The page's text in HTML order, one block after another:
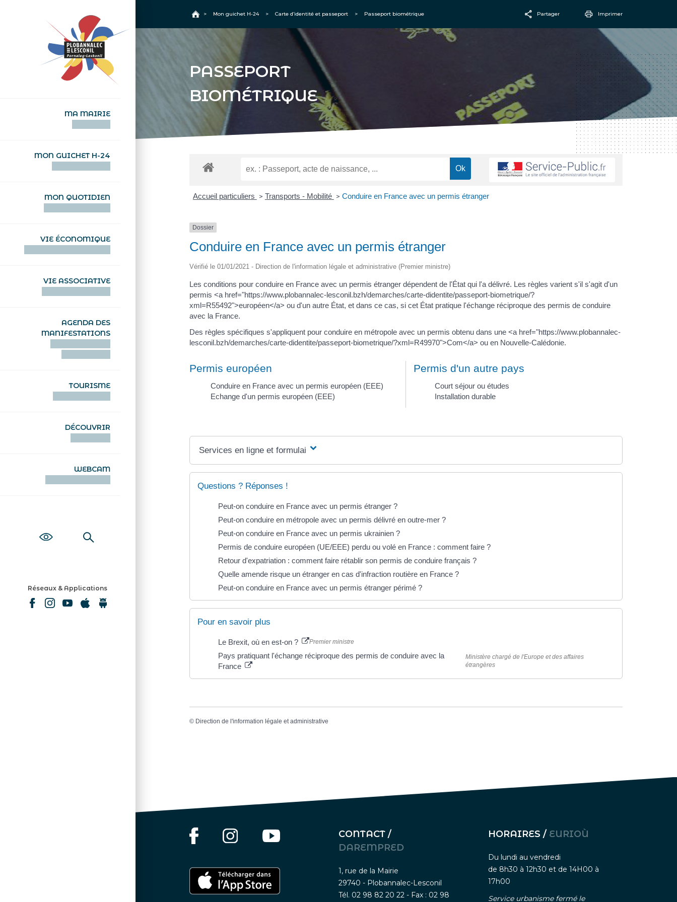
MA MAIRIE
MON GUICHET H-24
MON QUOTIDIEN
VIE ÉCONOMIQUE
VIE ASSOCIATIVE
AGENDA DES
MANIFESTATIONS
TOURISME
DÉCOUVRIR
WEBCAM
Réseaux & Applications
Accueil
> Mon guichet H-24 > Carte d’identité et passeport > Passeport biométrique Partager Imprimer
PASSEPORT
BIOMÉTRIQUE
Accueil particuliers > Transports - Mobilité > Conduire en France avec un permis étranger
Dossier
Conduire en France avec un permis étranger
Vérifié le 01/01/2021 - Direction de l'information légale et administrative (Premier ministre)
Les conditions pour conduire en France avec un permis étranger dépendent de l'État qui l'a délivré. Les règles varient s'il s'agit d'un
permis <a href="https://www.plobannalec-lesconil.bzh/demarches/carte-didentite/passeport-biometrique/?
xml=R55492">européen</a> ou d'un autre État, et dans ce cas, si cet État pratique l'échange réciproque des permis de conduire
avec la France.
Des règles spécifiques s'appliquent pour conduire en métropole avec un permis obtenu dans une <a href="https://www.plobannalec-
lesconil.bzh/demarches/carte-didentite/passeport-biometrique/?xml=R49970">Com</a> ou en Nouvelle-Calédonie.
Permis européen
Conduire en France avec un permis européen (EEE)
Echange d'un permis européen (EEE)
Permis d'un autre pays
Court séjour ou études
Installation durable
Services en ligne et formulaires
Questions ? Réponses !
Peut-on conduire en France avec un permis étranger ?
Peut-on conduire en métropole avec un permis délivré en outre-mer ?
Peut-on conduire en France avec un permis ukrainien ?
Permis de conduire européen (UE/EEE) perdu ou volé en France : comment faire ?
Retour d'expatriation : comment faire rétablir son permis de conduire français ?
Quelle amende risque un étranger en cas d'infraction routière en France ?
Peut-on conduire en France avec un permis étranger périmé ?
Pour en savoir plus
Le Brexit, où en est-on ? Premier ministre
Pays pratiquant l'échange réciproque des permis de conduire avec la
France
Ministère chargé de l'Europe et des affaires
étrangères
© Direction de l'information légale et administrative
CONTACT /
DAREMPRED
1, rue de la Mairie
29740 - Plobannalec-Lesconil
Tél. 02 98 82 20 22 - Fax : 02 98
HORAIRES / EURIOÙ
Du lundi au vendredi
de 8h30 à 12h30 et de 14H00 à
17h00
Service urbanisme fermé le